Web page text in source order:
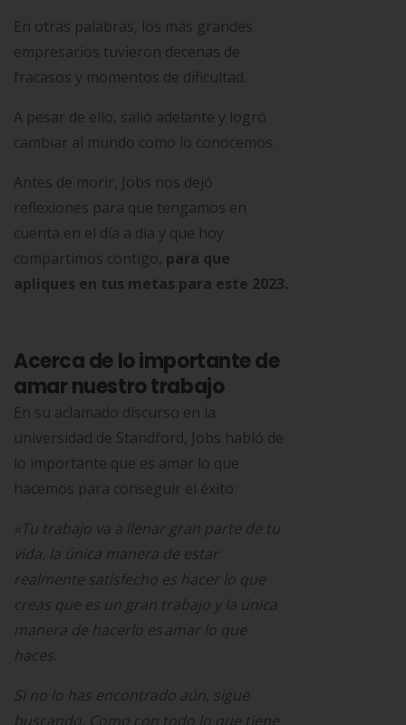
En otras palabras, los más grandes
empresarios tuvieron decenas de
fracasos y momentos de dificultad.
A pesar de ello, salió adelante y logró
cambiar al mundo como lo conocemos.
Antes de morir, Jobs nos dejó
reflexiones para que tengamos en
cuenta en el día a día y que hoy
compartimos contigo, para que
apliques en tus metas para este 2023.
Acerca de lo importante de
amar nuestro trabajo
En su aclamado discurso en la
universidad de Standford, Jobs habló de
lo importante que es amar lo que
hacemos para conseguir el éxito:
«Tu trabajo va a llenar gran parte de tu
vida, la única manera de estar
realmente satisfecho es hacer lo que
creas que es un gran trabajo y la única
manera de hacerlo es amar lo que
haces.
Si no lo has encontrado aún, sigue
buscando. Como con todo lo que tiene